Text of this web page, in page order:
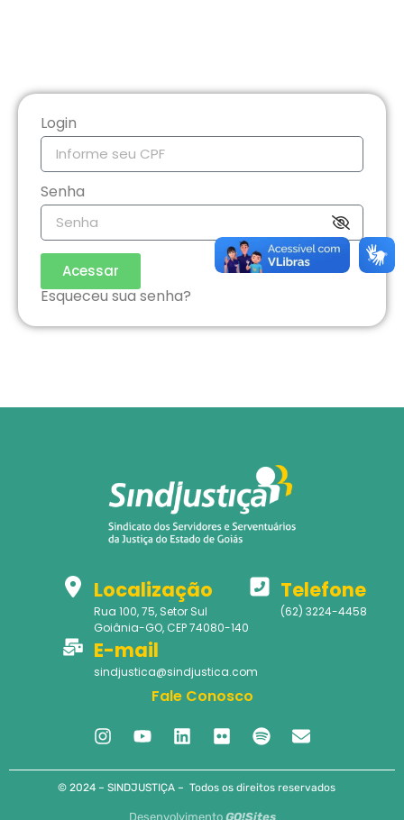
Login
Senha
Acessar
Esqueceu sua senha?
Localização
Rua 100, 75, Setor Sul
Goiânia-GO, CEP 74080-140
Telefone
(62) 3224-4458
E-mail
sindjustica@sindjustica.com
Fale Conosco
© 2024 – SINDJUSTIÇA – Todos os direitos reservados
Desenvolvimento GO!Sites